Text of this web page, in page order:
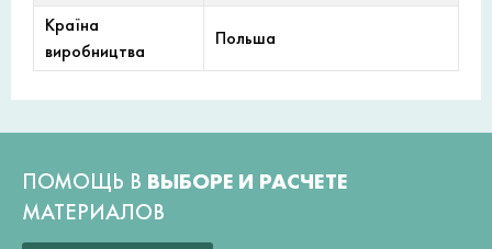
Країна
виробництва
Польша
ПОМОЩЬ В ВЫБОРЕ И РАСЧЕТЕ
МАТЕРИАЛОВ